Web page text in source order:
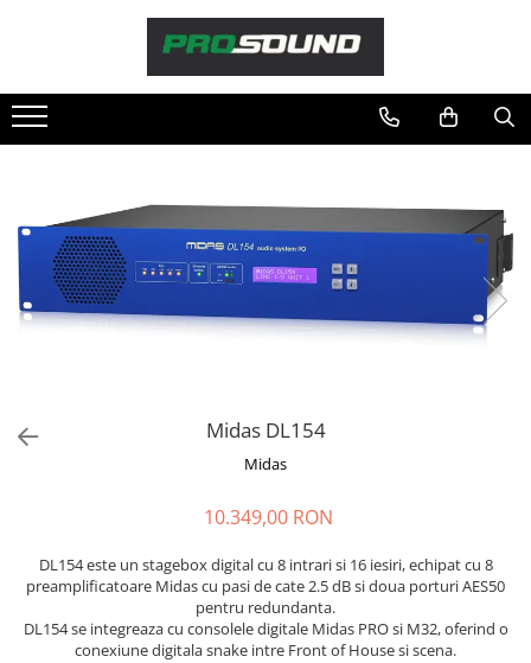
Sonorizare / PA
Shockmount
Stabilizatoare de tensiune UPS si
Power Conditioner
Unelte Audio
Case-uri de microfoane
calibrare
Microfoane de studio
Microfoane de Suprafata
Microfoane de voce si live
Midas DL154
Midas
10.349,00 RON
DL154 este un stagebox digital cu 8 intrari si 16 iesiri, echipat cu 8
preamplificatoare Midas cu pasi de cate 2.5 dB si doua porturi AES50
pentru redundanta.
DL154 se integreaza cu consolele digitale Midas PRO si M32, oferind o
conexiune digitala snake intre Front of House si scena.